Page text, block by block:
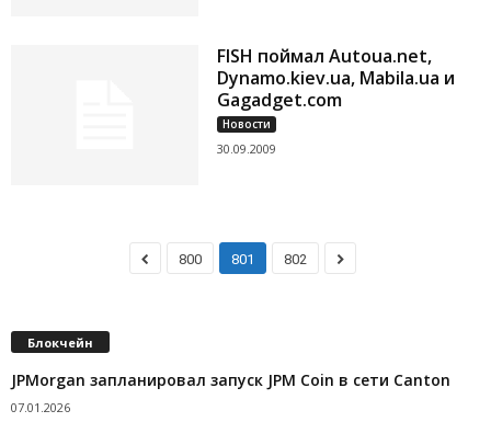
FISH поймал Autoua.net,
Dynamo.kiev.ua, Mabila.ua и
Gagadget.com
Новости
30.09.2009
800 801 802
Блокчейн
JPMorgan запланировал запуск JPM Coin в сети Canton
07.01.2026